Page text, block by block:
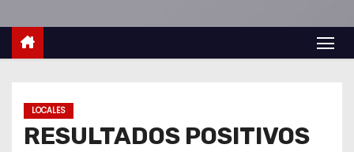
LOCALES
RESULTADOS POSITIVOS